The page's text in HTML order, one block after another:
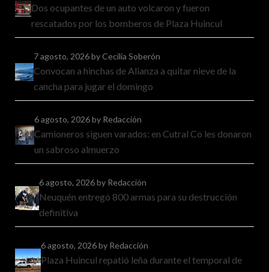
Dos ocupantes de un auto volcaron y fueron
rescatados por los bomberos de Plaza Huincul
7 agosto, 2026by Cecilia Soberón
Convocan a hinchas de Alianza a quitar nieve de la
cancha para jugar el domingo
6 agosto, 2026by Redacción
Camioneros siguen varados: en Cutral Co les donaron
un sabroso almuerzo
6 agosto, 2026by Redacción
Neuquén entregó 800 armas para su destrucción
definitiva
6 agosto, 2026by Redacción
Plaza Huincul repatió leña durante el temporal de